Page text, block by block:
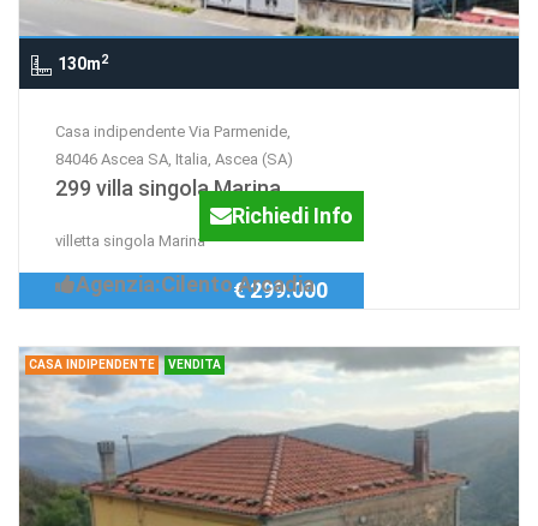
130m2
Casa indipendente Via Parmenide,
84046 Ascea SA, Italia, Ascea (SA)
299 villa singola Marina
villetta singola Marina
Richiedi Info
Agenzia:Cilento Arcadia
€ 299.000
CASA INDIPENDENTE VENDITA